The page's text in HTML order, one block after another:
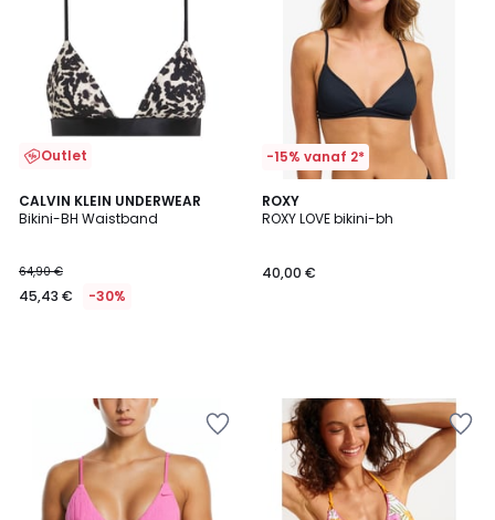
Outlet
CALVIN KLEIN UNDERWEAR
Bikini-BH Waistband
64,90 €
45,43 € -30%
-15% vanaf 2*
ROXY
ROXY LOVE bikini-bh
40,00 €